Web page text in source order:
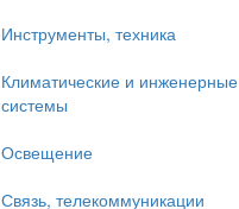
Инструменты, техника
Климатические и инженерные
системы
Освещение
Связь, телекоммуникации